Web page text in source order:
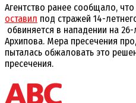
Агентство ранее сообщало,
оставил под стражей 14-
обвиняется в нападении на
Архипова. Мера пресечения
пыталась обжаловать это
пресечения.